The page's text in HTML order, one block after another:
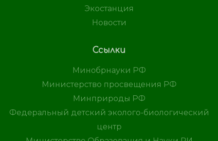
Экостанция
Новости
Ссылки
Минобрнауки РФ
Министерство просвещения РФ
Минприроды РФ
Федеральный детский эколого-биологический
центр